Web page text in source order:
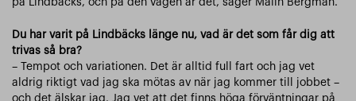
Du har varit på Lindbäcks länge nu, vad är det som får dig att
trivas så bra?
– Tempot och variationen. Det är alltid full fart och jag vet
aldrig riktigt vad jag ska mötas av när jag kommer till jobbet –
och det älskar jag. Jag vet att det finns höga förväntningar på